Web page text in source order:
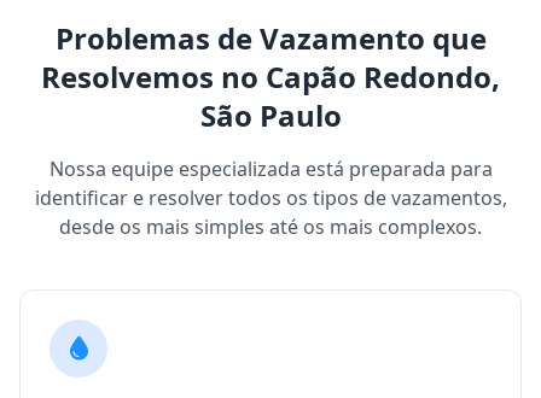
Problemas de Vazamento que
Resolvemos no Capão Redondo,
São Paulo
Nossa equipe especializada está preparada para
identificar e resolver todos os tipos de vazamentos,
desde os mais simples até os mais complexos.